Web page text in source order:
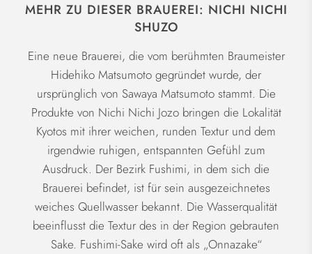
MEHR ZU DIESER BRAUEREI: NICHI NICHI
SHUZO
Eine neue Brauerei, die vom berühmten Braumeister
Hidehiko Matsumoto gegründet wurde, der
ursprünglich von Sawaya Matsumoto stammt. Die
Produkte von Nichi Nichi Jozo bringen die Lokalität
Kyotos mit ihrer weichen, runden Textur und dem
irgendwie ruhigen, entspannten Gefühl zum
Ausdruck. Der Bezirk Fushimi, in dem sich die
Brauerei befindet, ist für sein ausgezeichnetes
weiches Quellwasser bekannt. Die Wasserqualität
beeinflusst die Textur des in der Region gebrauten
Sake. Fushimi-Sake wird oft als „Onnazake“